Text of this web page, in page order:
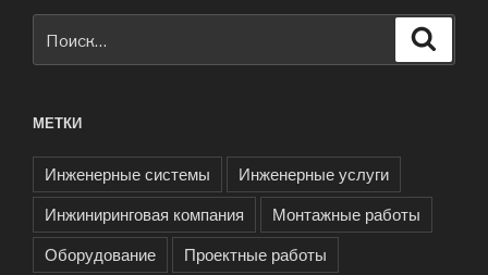
МЕТКИ
Инженерные системы
Инженерные услуги
Инжиниринговая компания
Монтажные работы
Оборудование
Проектные работы